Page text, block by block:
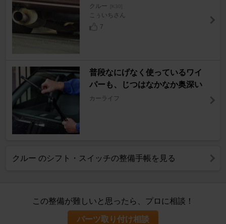
クルー [K30]
こぅいちさん
7
普段なにげなく使っているワイ
パーも、じつはなかなか奥深い
カーライフ
クルー のシフト・スイッチの整備手帳を見る
この整備が難しいと思ったら、プロに相談！
パーツ取り付け相談